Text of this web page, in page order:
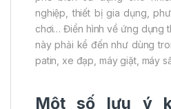
nghiệp, thiết bị gia dụng,
chơi… Điển hình về ứng dụng
này phải kể đến như dùng
patin, xe đạp, máy giặt, máy
Một số lưu ý